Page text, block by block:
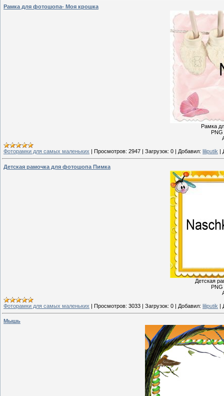
Рамкa для фотошопа- Моя крошка
Рамкa
Фоторамки для самых маленьких | Просмотров: 2947 | Загрузок: 0 | Добавил: liliputik |
Детская рамочка для фотошопа Пимка
Детская
Фоторамки для самых маленьких | Просмотров: 3033 | Загрузок: 0 | Добавил: liliputik |
Мышь